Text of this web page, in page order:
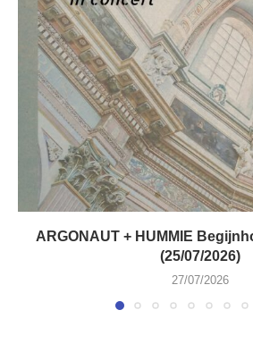
ARGONAUT + HUMMIE
(25/07/2026)
27/07/2026